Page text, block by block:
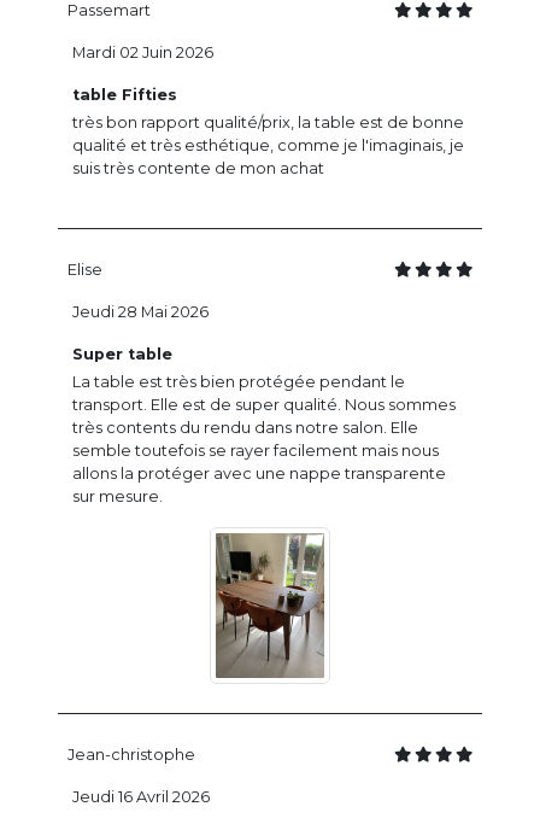
Passemart
table Fifties
très bon rapport qualité/prix, la table est de bonne
qualité et très esthétique, comme je l'imaginais, je
suis très contente de mon achat
Mardi 02 Juin 2026
Elise
Super table
La table est très bien protégée pendant le
transport. Elle est de super qualité. Nous sommes
très contents du rendu dans notre salon. Elle
semble toutefois se rayer facilement mais nous
allons la protéger avec une nappe transparente
sur mesure.
Jeudi 28 Mai 2026
Jean-christophe
Jeudi 16 Avril 2026